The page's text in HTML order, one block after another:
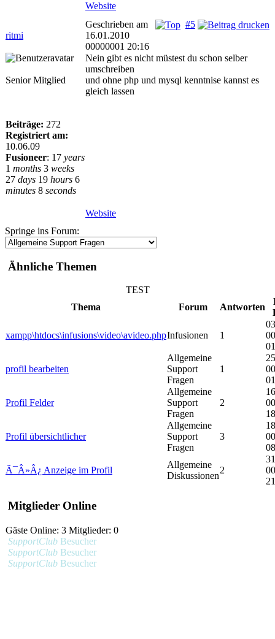
Website
ritmi
#5
Geschrieben am
16.01.2010
00000001 20:16
Senior Mitglied
Beiträge: 272
Registriert am:
10.06.09
Fusioneer: 17 years
1 months 3 weeks
27 days 19 hours 6
minutes 8 seconds
Nein gibt es nicht müstest du schon selber
umschreiben
und ohne php und mysql kenntnise kannst es
gleich lassen
Website
Springe ins Forum:
Ähnliche Themen
TEST
Thema
Forum Antworten
xampp\htdocs\infusions\video\avideo.phpInfusionen 1
profil bearbeiten
Allgemeine
Support
Fragen
1
Profil Felder
Allgemeine
Support
Fragen
2
Profil übersichtlicher
Allgemeine
Support
Fragen
3
Ã¯Â»Â¿ Anzeige im Profil
Allgemeine
Diskussionen
2
Mitglieder Online
Gäste Online: 3 Mitglieder: 0
SupportClub Besucher
SupportClub Besucher
SupportClub Besucher